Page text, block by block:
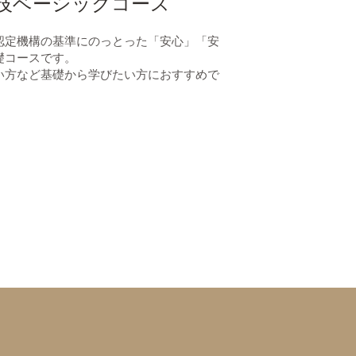
機構の基準にのっとった「安心」「安
ースです。
など基礎から学びたい方におすすめで